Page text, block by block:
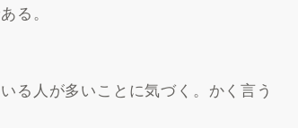
る。
る人が多いことに気づく。かく言う